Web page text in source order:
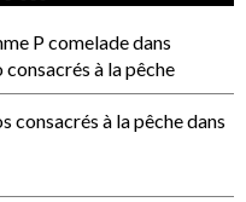
P comeladedans
à la pêche
consacrés à la pêchedans